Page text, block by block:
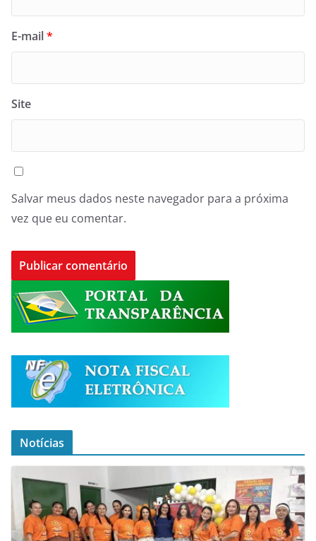
E-mail*
Site
Salvar meus dados neste navegador para a próxima
vez que eu comentar.
Notícias